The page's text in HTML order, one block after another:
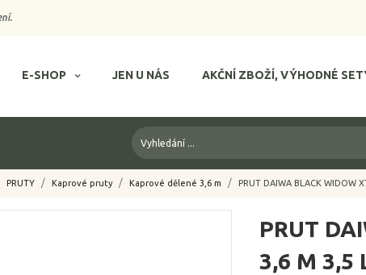
E-SHOP JEN U NÁS AKČNÍ ZBOŽÍ, VÝHODNÉ
PRUTY Kaprové pruty Kaprové dělené 3,6 m PRUT DAIWA BLACK WIDOW
PRUT
3,6 M 3,5